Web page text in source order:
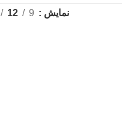
نمایش 9
12